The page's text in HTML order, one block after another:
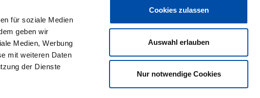
für soziale Medien
geben wir
Medien, Werbung
mit weiteren Daten
der Dienste
Cookies zulassen
Auswahl erlauben
Nur notwendige Cookies
Zahlen, Daten,
Fakten
Gewerbeflächen
Meine Immobilie
Erholen